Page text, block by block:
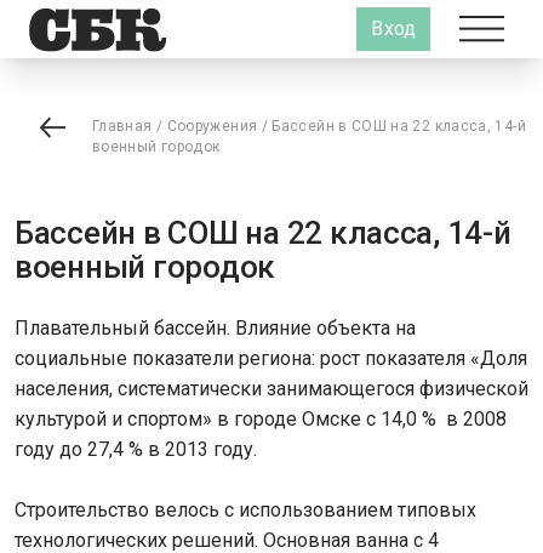
Вход
Главная / Сооружения / Бассейн в СОШ на 22 класса, 14-й
военный городок
Бассейн в СОШ на 22 класса, 14-й
военный городок
Плавательный бассейн. Влияние объекта на
социальные показатели региона: рост показателя «Доля
населения, систематически занимающегося физической
культурой и спортом» в городе Омске с 14,0 % в 2008
году до 27,4 % в 2013 году.
Строительство велось с использованием типовых
технологических решений. Основная ванна с 4